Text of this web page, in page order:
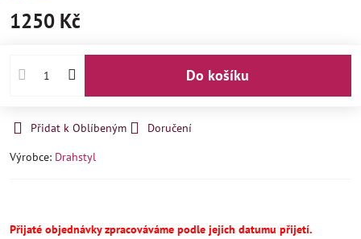
1250 Kč
Do košíku
Přidat k Oblíbeným
Doručení
Výrobce: Drahstyl
Přijaté objednávky zpracováváme podle jejich datumu přijetí.